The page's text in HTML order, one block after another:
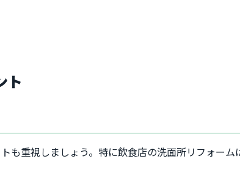
ト
も重視しましょう。特に飲食店の洗面所リフォーム